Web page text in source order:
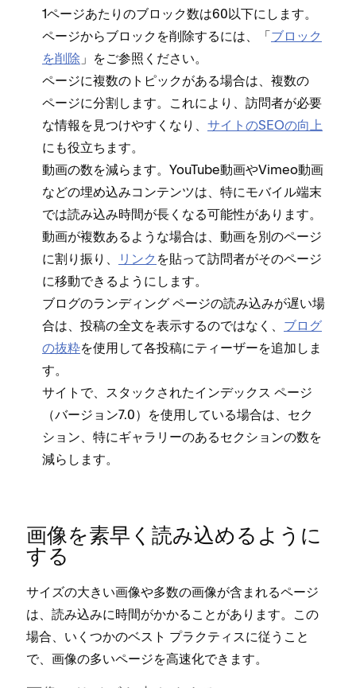
1ペ⁠ージあたりのブロ⁠ック数は60以下にします⁠。
ペ⁠ージからブロ⁠ックを削除するには⁠、「⁠ブロ⁠ック
を削除 ⁠」をご参照ください⁠。
ペ⁠ージに複数のトピ⁠ックがある場合は⁠、複数の
ペ⁠ージに分割します⁠。これにより⁠、訪問者が必要
な情報を見つけやすくなり⁠、 サイトのSEOの向上
にも役立ちます⁠。
動画の数を減らます⁠。YouTube動画やVimeo動画
などの埋め込みコンテンツは⁠、特にモバイル端末
では読み込み時間が長くなる可能性があります⁠。
動画が複数あるような場合は⁠、動画を別のペ⁠ージ
に割り振り⁠、
リンク を貼⁠って訪問者がそのペ⁠ージ
に移動できるようにします⁠。
ブログのランデ⁠ィング ペ⁠ージの読み込みが遅い場
合は⁠、投稿の全文を表示するのではなく⁠、 ブログ
の抜粋を使用して各投稿にテ⁠ィ⁠ーザ⁠ーを追加しま
す⁠。
サイトで⁠、スタ⁠ックされたインデ⁠ックス ペ⁠ージ
（⁠バ⁠ージ⁠ョン7⁠.0⁠）を使用している場合は⁠、セク
シ⁠ョン⁠、特にギ⁠ャラリ⁠ーのあるセクシ⁠ョンの数を
減らします⁠。
画像を素早く読み込めるように
する
サイズの大きい画像や多数の画像が含まれるペ⁠ージ
は⁠、読み込みに時間がかかることがあります⁠。この
場合⁠、いくつかのベスト プラクテ⁠ィスに従うこと
で⁠、画像の多いペ⁠ージを高速化できます⁠。